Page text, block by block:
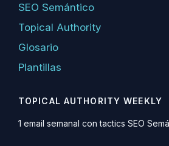
SEO Semántico
Topical Authority
Glosario
Plantillas
TOPICAL AUTHORITY WEEKLY
1 email semanal con tactics SEO